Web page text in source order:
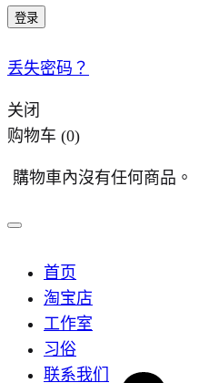
登录
丢失密码？
关闭
购物车 (0)
購物車內沒有任何商品。
首页
淘宝店
工作室
习俗
联系我们